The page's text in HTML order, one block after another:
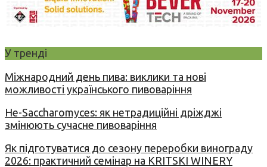
У тренді
Міжнародний день пива: виклики та нові
можливості українського пивоваріння
Не-Saccharomyces: як нетрадиційні дріжджі
змінюють сучасне пивоваріння
Як підготуватися до сезону переробки винограду
2026: практичний семінар на KRITSKI WINERY